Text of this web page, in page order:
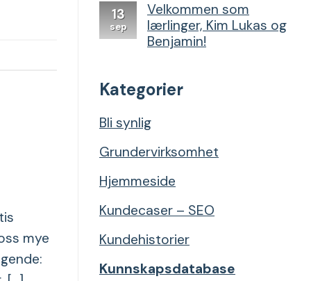
mye
&
13
sep
Velkommen som
lærlinger, Kim Lukas og
Benjamin!
Kategorier
Bli synlig
Grundervirksomhet
Hjemmeside
Kundecaser – SEO
Kundehistorier
Kunnskapsdatabase